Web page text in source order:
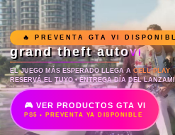
¿Querés armar
Te armamos la PC ideal según tu
🖥️ PEDÍ TU